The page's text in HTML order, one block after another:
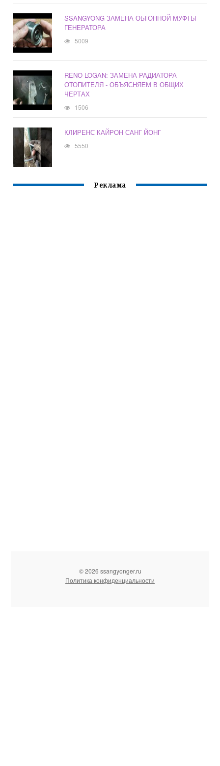
SSANGYONG ЗАМЕНА ОБГОННОЙ МУФТЫ
ГЕНЕРАТОРА
5009
RENO LOGAN: ЗАМЕНА РАДИАТОРА
ОТОПИТЕЛЯ - ОБЪЯСНЯЕМ В ОБЩИХ
ЧЕРТАХ
1506
КЛИРЕНС КАЙРОН САНГ ЙОНГ
5550
Реклама
© 2026 ssangyonger.ru
Политика конфиденциальности